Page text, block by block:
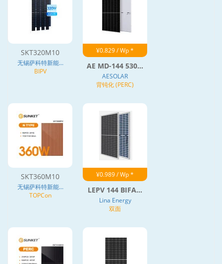
SKT320M10
无锡萨科特新能...
BIPV
¥0.829 / Wp *
AE MD-144 530...
AESOLAR
背钝化 (PERC)
SKT360M10
无锡萨科特新能...
TOPCon
¥0.989 / Wp *
LEPV 144 BIFA...
Lina Energy
双面